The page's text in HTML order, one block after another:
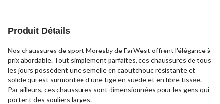
Produit Détails
Nos chaussures de sport Moresby de FarWest offrent l'élégance à
prix abordable. Tout simplement parfaites, ces chaussures de tous
les jours possèdent une semelle en caoutchouc résistante et
solide qui est surmontée d'une tige en suède et en fibre tissée.
Par ailleurs, ces chaussures sont dimensionnées pour les gens qui
portent des souliers larges.